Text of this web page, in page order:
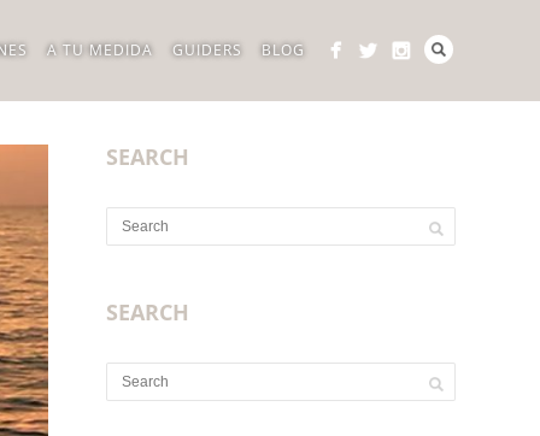
A TU MEDIDA GUIDERS BLOG
SEARCH
SEARCH